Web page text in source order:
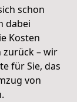
schon
dabei
Kosten
zurück – wir
für Sie, das
von